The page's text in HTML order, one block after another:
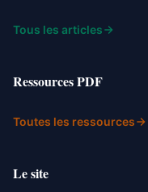
Tous les articles
Ressources PDF
Toutes les ressources
Le site